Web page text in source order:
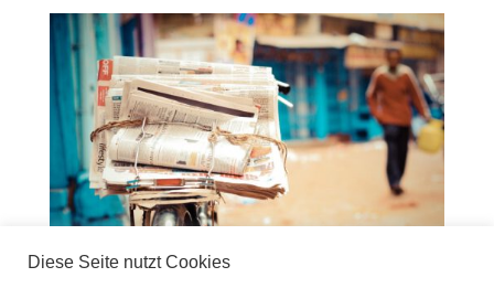
Diese Seite nutzt Cookies